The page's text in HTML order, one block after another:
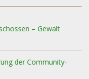
– Gewalt
der Community-